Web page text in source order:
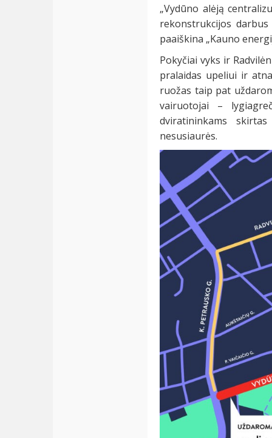
„Vydūno alėją
rekonstrukcijos
paaiškina „Kauno
Pokyčiai vyks ir
pralaidas upeliui ir
ruožas taip pat
vairuotojai –
dviratininkams
nesusiaurės.